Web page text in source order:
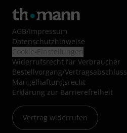
AGB/Impressum
Datenschutzhinweise
Widerrufsrecht für Verbraucher
Bestellvorgang/Vertragsabschluss
Mängelhaftungsrecht
Erklärung zur Barrierefreiheit
Vertrag widerrufen